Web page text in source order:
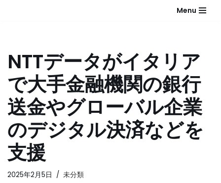
ン
ス
キ
ッ
プ
Menu
NTTデータがイタリア
で大手金融機関の銀行
送金やグローバル企業
のデジタル決済などを
支援
2025年2月5日 未分類